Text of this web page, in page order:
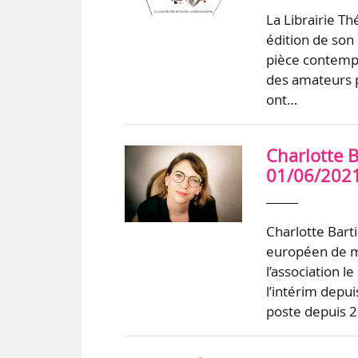
La Librairie
édition de
pièce
des amateurs
ont…
Charlotte
01/06/
Charlotte
européen de
l’association
l’intérim
poste depuis